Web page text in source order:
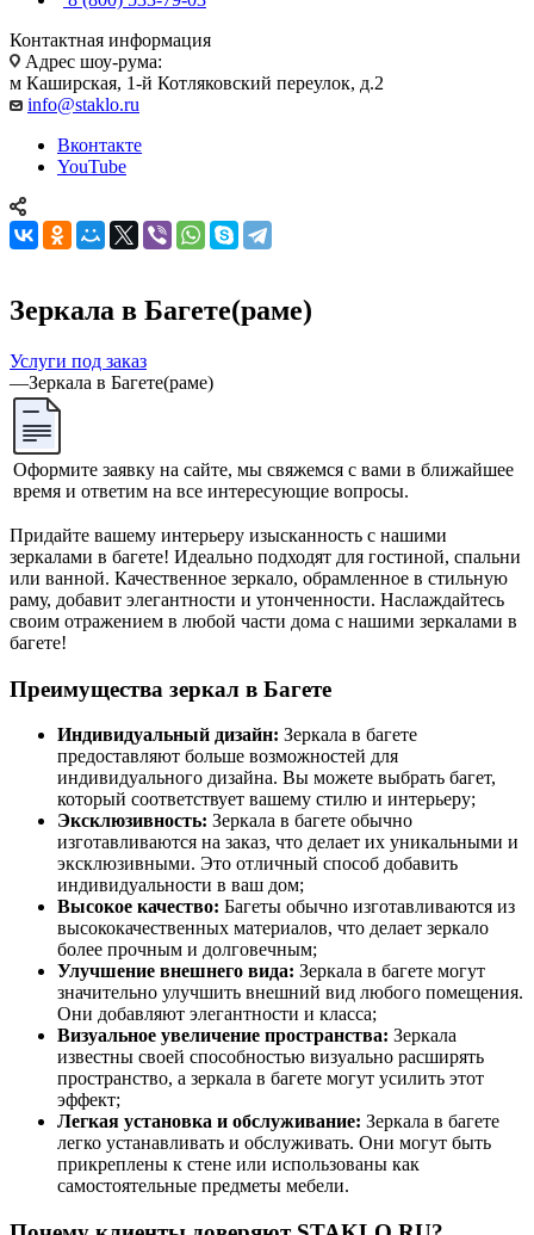
Контактная информация
Адрес шоу-рума:
м Каширская, 1-й Котляковский переулок, д.2
info@staklo.ru
Вконтакте
YouTube
Зеркала в Багете(раме)
Услуги под заказ
—Зеркала в Багете(раме)
Оформите заявку на сайте, мы свяжемся с вами в ближайшее
время и ответим на все интересующие вопросы.
Придайте вашему интерьеру изысканность с нашими
зеркалами в багете! Идеально подходят для гостиной, спальни
или ванной. Качественное зеркало, обрамленное в стильную
раму, добавит элегантности и утонченности. Наслаждайтесь
своим отражением в любой части дома с нашими зеркалами в
багете!
Преимущества зеркал в Багете
Индивидуальный дизайн: Зеркала в багете
предоставляют больше возможностей для
индивидуального дизайна. Вы можете выбрать багет,
который соответствует вашему стилю и интерьеру;
Эксклюзивность: Зеркала в багете обычно
изготавливаются на заказ, что делает их уникальными и
эксклюзивными. Это отличный способ добавить
индивидуальности в ваш дом;
Высокое качество: Багеты обычно изготавливаются из
высококачественных материалов, что делает зеркало
более прочным и долговечным;
Улучшение внешнего вида: Зеркала в багете могут
значительно улучшить внешний вид любого помещения.
Они добавляют элегантности и класса;
Визуальное увеличение пространства: Зеркала
известны своей способностью визуально расширять
пространство, а зеркала в багете могут усилить этот
эффект;
Легкая установка и обслуживание: Зеркала в багете
легко устанавливать и обслуживать. Они могут быть
прикреплены к стене или использованы как
самостоятельные предметы мебели.